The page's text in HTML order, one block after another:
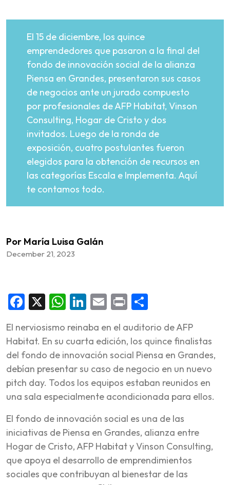
El 15 de diciembre, los quince
emprendedores que pasaron a la final del
fondo de innovación social de la alianza
Piensa en Grandes, presentaron sus casos
de negocios ante un jurado compuesto
por profesionales de AFP Habitat, Vinson
Consulting, Hogar de Cristo y dos
invitados. Luego de la ronda de
exposición, cuatro postulantes fueron
elegidos para la obtención de recursos en
las categorías Escala e Implementa. Aquí
te contamos todo.
Por María Luisa Galán
December 21, 2023
Facebook
X WhatsApp
LinkedIn
Email
Print
El nerviosismo reinaba en el auditorio de AFP
Habitat. En su cuarta edición, los quince finalistas
del fondo de innovación social Piensa en Grandes,
debían presentar su caso de negocio en un nuevo
pitch day. Todos los equipos estaban reunidos en
una sala especialmente acondicionada para ellos.
El fondo de innovación social es una de las
iniciativas de Piensa en Grandes, alianza entre
Hogar de Cristo, AFP Habitat y Vinson Consulting,
que apoya el desarrollo de emprendimientos
sociales que contribuyan al bienestar de las